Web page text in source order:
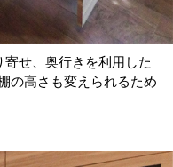
せ、奥行きを利用した
の高さも変えられるため